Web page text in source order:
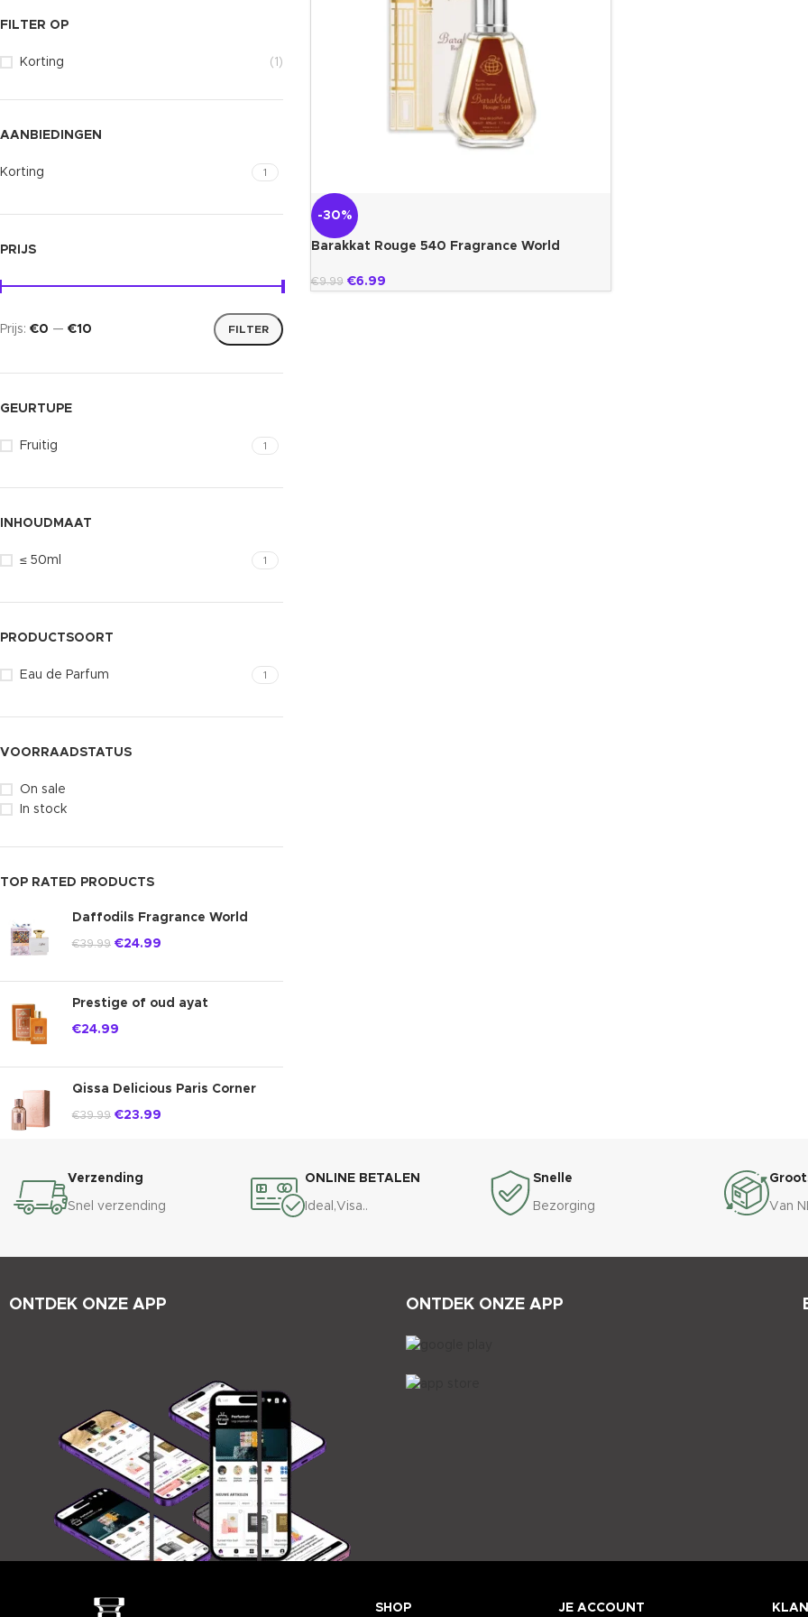
FILTER OP
Korting (1)
AANBIEDINGEN
Korting 1
PRIJS
FILTER
Prijs: €0 — €10
GEURTUPE
Fruitig 1
INHOUDMAAT
≤ 50ml 1
PRODUCTSOORT
Eau de Parfum 1
VOORRAADSTATUS
On sale
In stock
TOP RATED PRODUCTS
Daffodils Fragrance World
€39.99 €24.99
Prestige of oud ayat
€24.99
Qissa Delicious Paris Corner
€39.99 €23.99
-30%
Barakkat Rouge 540 Fragrance World
€9.99 €6.99
Verzending
Snel verzending
ONLINE BETALEN
Ideal,Visa..
Snelle
Bezorging Van
ONTDEK ONZE APP ONTDEK ONZE APP
SHOP JE ACCOUNT